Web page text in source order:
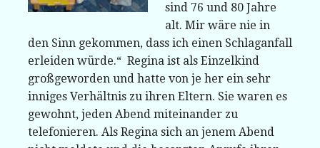
sind 76 und 80 Jahre
alt. Mir wäre nie in
den Sinn gekommen, dass ich einen Schlaganfall
erleiden würde.“ Regina ist als Einzelkind
großgeworden und hatte von je her ein sehr
inniges Verhältnis zu ihren Eltern. Sie waren es
gewohnt, jeden Abend miteinander zu
telefonieren. Als Regina sich an jenem Abend